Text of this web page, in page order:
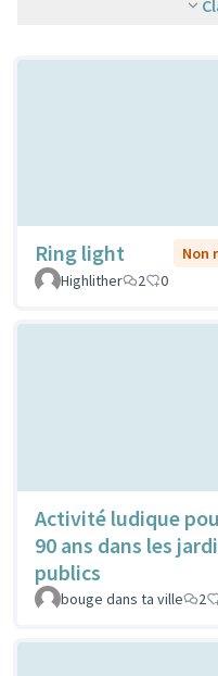
Ring light
Non
Highlither
2 0
Activité ludique
90 ans dans les
publics
bouge dans ta ville 2